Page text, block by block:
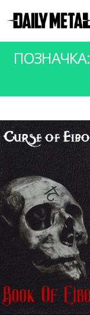
ПОЗНАЧКА: